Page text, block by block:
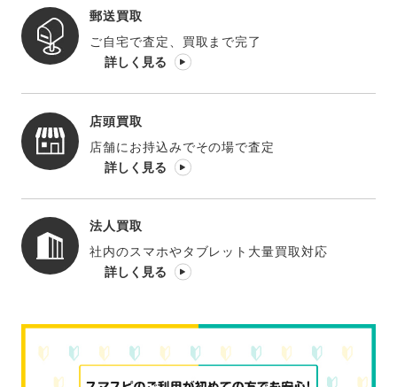
郵送買取
ご自宅で査定、買取まで完了
詳しく見る
店頭買取
店舗にお持込みでその場で査定
詳しく見る
法人買取
社内のスマホやタブレット大量買取対応
詳しく見る